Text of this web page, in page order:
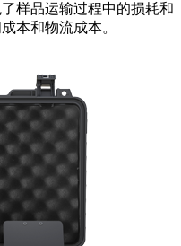
样品运输过程中的损耗和
本和物流成本。